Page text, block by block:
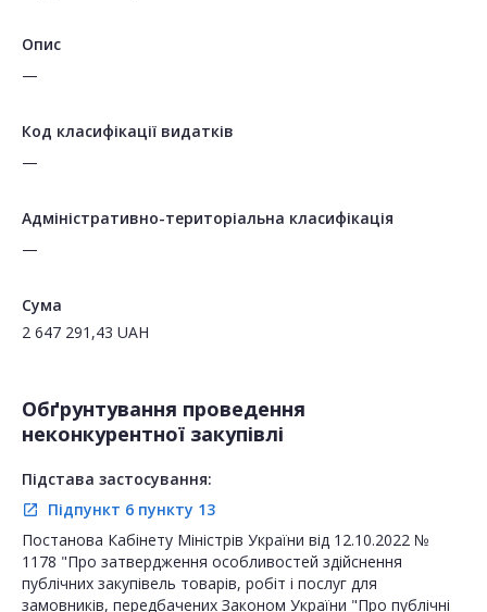
Опис
—
Код класифікації видатків
—
Адміністративно-територіальна класифікація
—
Сума
2 647 291,43 UAH
Обґрунтування проведення
неконкурентної закупівлі
Підстава застосування:
open_in_new
Підпункт 6 пункту 13
Постанова Кабінету Міністрів України від 12.10.2022 №
1178 "Про затвердження особливостей здійснення
публічних закупівель товарів, робіт і послуг для
замовників, передбачених Законом України "Про публічні